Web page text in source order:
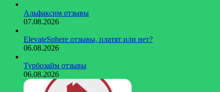
Альфаксим отзывы
07.08.2026
ElevateSphere отзывы, платят или нет?
06.08.2026
Турбозайм отзывы
06.08.2026